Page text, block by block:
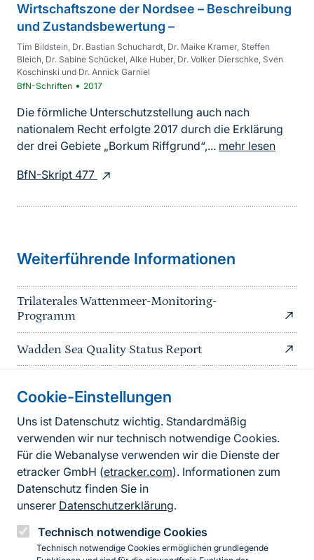
Cookie-Einstellungen
Uns ist Datenschutz wichtig. Standardmäßig
verwenden wir nur technisch notwendige Cookies.
Für die Webanalyse verwenden wir die Dienste der
etracker GmbH (etracker.com). Informationen zum
Datenschutz finden Sie in
unserer Datenschutzerklärung.
Technisch notwendige Cookies
Technisch notwendige Cookies ermöglichen grundlegende
Wirtschaftszone der Nordsee – Beschreibung
und Zustandsbewertung –
Tim Bildstein, Dr. Bastian Schuchardt, Dr. Maike Kramer, Steffen
Bleich, Dr. Sabine Schückel, Alke Huber, Dr. Volker Dierschke, Sven
Koschinski und Dr. Annick Garniel
BfN-Schriften • 2017
Die förmliche Unterschutzstellung auch nach
nationalem Recht erfolgte 2017 durch die Erklärung
der drei Gebiete „Borkum Riffgrund“,... mehr lesen
BfN-Skript 477
Weiterführende Informationen
Trilaterales Wattenmeer-Monitoring-
Programm
Wadden Sea Quality Status Report
Informationen zur Seite
FußzeileKontakt zum BfN
Kontaktformular
Erklärung zur Barrierefreiheit
Impressum
Datenschutz